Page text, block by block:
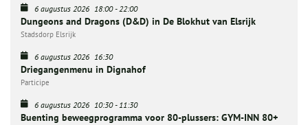
6 augustus 2026 18:00-22:00
Dungeons and Dragons (D&D) in De Blokhut van Elsrijk
Stadsdorp Elsrijk
6 augustus 2026 16:30
Driegangenmenu in Dignahof
Participe
6 augustus 2026 10:30-11:30
Buenting beweegprogramma voor 80-plussers: GYM-INN 80+